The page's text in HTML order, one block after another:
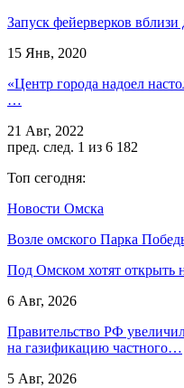
Запуск фейерверков вблизи
15 Янв, 2020
«Центр города надоел
…
21 Авг, 2022
пред. след. 1 из 6 182
Топ сегодня:
Новости Омска
Возле омского Парка
Под Омском хотят открыть
6 Авг, 2026
Правительство РФ
на газификацию частного…
5 Авг, 2026